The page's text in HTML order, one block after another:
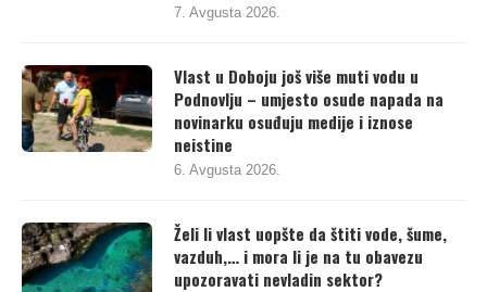
7. Avgusta 2026.
Vlast u Doboju još više muti vodu u
Podnovlju – umjesto osude napada na
novinarku osuđuju medije i iznose
neistine
6. Avgusta 2026.
Želi li vlast uopšte da štiti vode, šume,
vazduh,… i mora li je na tu obavezu
upozoravati nevladin sektor?